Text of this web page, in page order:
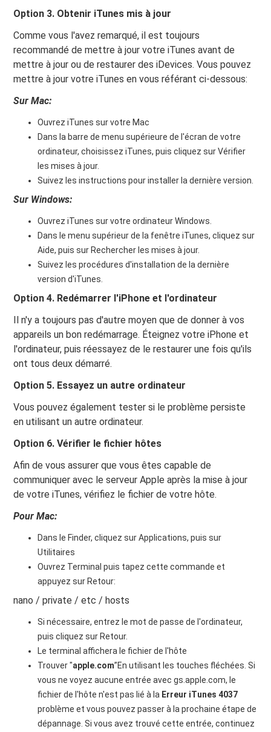
Option 3. Obtenir iTunes mis à jour
Comme vous l'avez remarqué, il est toujours
recommandé de mettre à jour votre iTunes avant de
mettre à jour ou de restaurer des iDevices. Vous pouvez
mettre à jour votre iTunes en vous référant ci-dessous:
Sur Mac:
Ouvrez iTunes sur votre Mac
Dans la barre de menu supérieure de l'écran de votre
ordinateur, choisissez iTunes, puis cliquez sur Vérifier
les mises à jour.
Suivez les instructions pour installer la dernière version.
Sur Windows:
Ouvrez iTunes sur votre ordinateur Windows.
Dans le menu supérieur de la fenêtre iTunes, cliquez sur
Aide, puis sur Rechercher les mises à jour.
Suivez les procédures d'installation de la dernière
version d'iTunes.
Option 4. Redémarrer l'iPhone et l'ordinateur
Il n'y a toujours pas d'autre moyen que de donner à vos
appareils un bon redémarrage. Éteignez votre iPhone et
l'ordinateur, puis réessayez de le restaurer une fois qu'ils
ont tous deux démarré.
Option 5. Essayez un autre ordinateur
Vous pouvez également tester si le problème persiste
en utilisant un autre ordinateur.
Option 6. Vérifier le fichier hôtes
Afin de vous assurer que vous êtes capable de
communiquer avec le serveur Apple après la mise à jour
de votre iTunes, vérifiez le fichier de votre hôte.
Pour Mac:
Dans le Finder, cliquez sur Applications, puis sur
Utilitaires
Ouvrez Terminal puis tapez cette commande et
appuyez sur Retour:
nano / private / etc / hosts
Si nécessaire, entrez le mot de passe de l'ordinateur,
puis cliquez sur Retour.
Le terminal affichera le fichier de l'hôte
Trouver "apple.com”En utilisant les touches fléchées. Si
vous ne voyez aucune entrée avec gs.apple.com, le
fichier de l'hôte n'est pas lié à la Erreur iTunes 4037
problème et vous pouvez passer à la prochaine étape de
dépannage. Si vous avez trouvé cette entrée, continuez